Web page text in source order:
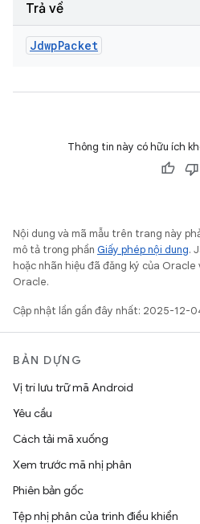
Trả về
JdwpPacket
Thông tin này có hữu ích
Nội dung và mã mẫu trên trang này
mô tả trong phần Giấy phép nội dung.
hoặc nhãn hiệu đã đăng ký của
Oracle.
Cập nhật lần gần đây nhất: 2025-12-
BẢN DỰNG
Vị trí lưu trữ mã Android
Yêu cầu
Cách tải mã xuống
Xem trước mã nhị phân
Phiên bản gốc
Tệp nhị phân của trình điều khiển